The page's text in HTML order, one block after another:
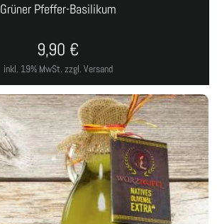
Grüner Pfeffer-Basilikum
inkl. 19% MwSt. zzgl. Versand
9,90 €